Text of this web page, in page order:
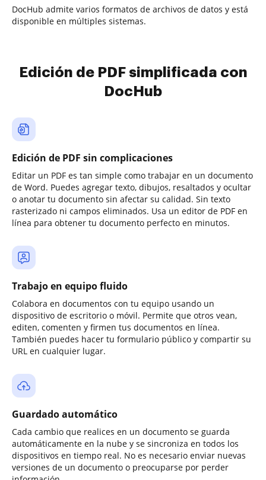
DocHub admite varios formatos de archivos de datos y está
disponible en múltiples sistemas.
Edición de PDF simplificada con
DocHub
Edición de PDF sin complicaciones
Editar un PDF es tan simple como trabajar en un documento
de Word. Puedes agregar texto, dibujos, resaltados y ocultar
o anotar tu documento sin afectar su calidad. Sin texto
rasterizado ni campos eliminados. Usa un editor de PDF en
línea para obtener tu documento perfecto en minutos.
Trabajo en equipo fluido
Colabora en documentos con tu equipo usando un
dispositivo de escritorio o móvil. Permite que otros vean,
editen, comenten y firmen tus documentos en línea.
También puedes hacer tu formulario público y compartir su
URL en cualquier lugar.
Guardado automático
Cada cambio que realices en un documento se guarda
automáticamente en la nube y se sincroniza en todos los
dispositivos en tiempo real. No es necesario enviar nuevas
versiones de un documento o preocuparse por perder